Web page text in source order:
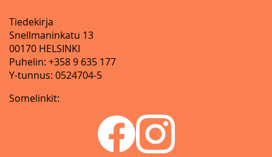
Tiedekirja
Snellmaninkatu 13
00170 HELSINKI
Puhelin: +358 9 635 177
Y-tunnus: 0524704-5
Somelinkit: